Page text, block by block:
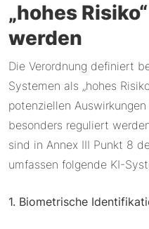
„hohes
werden
Die Verordnung definiert
Systemen als „hohes
potenziellen
besonders reguliert
sind in Annex III Punkt 8
umfassen folgende KI-
1. Biometrische